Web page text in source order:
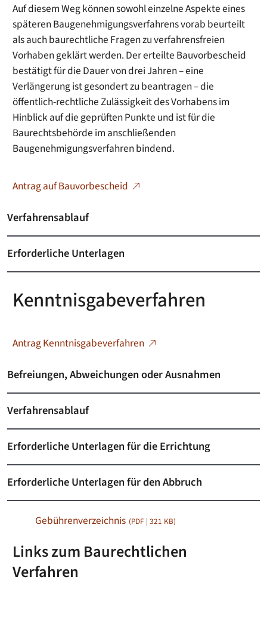
Auf diesem Weg können sowohl einzelne Aspekte eines
späteren Baugenehmigungsverfahrens vorab beurteilt
als auch baurechtliche Fragen zu verfahrensfreien
Vorhaben geklärt werden. Der erteilte Bauvorbescheid
bestätigt für die Dauer von drei Jahren – eine
Verlängerung ist gesondert zu beantragen – die
öffentlich-rechtliche Zulässigkeit des Vorhabens im
Hinblick auf die geprüften Punkte und ist für die
Baurechtsbehörde im anschließenden
Baugenehmigungsverfahren bindend.
Antrag auf Bauvorbescheid
Verfahrensablauf
Erforderliche Unterlagen
Kenntnisgabeverfahren
Antrag Kenntnisgabeverfahren
Befreiungen, Abweichungen oder Ausnahmen
Verfahrensablauf
Erforderliche Unterlagen für die Errichtung
Erforderliche Unterlagen für den Abbruch
Gebührenverzeichnis (PDF | 321 KB)
Links zum Baurechtlichen
Verfahren